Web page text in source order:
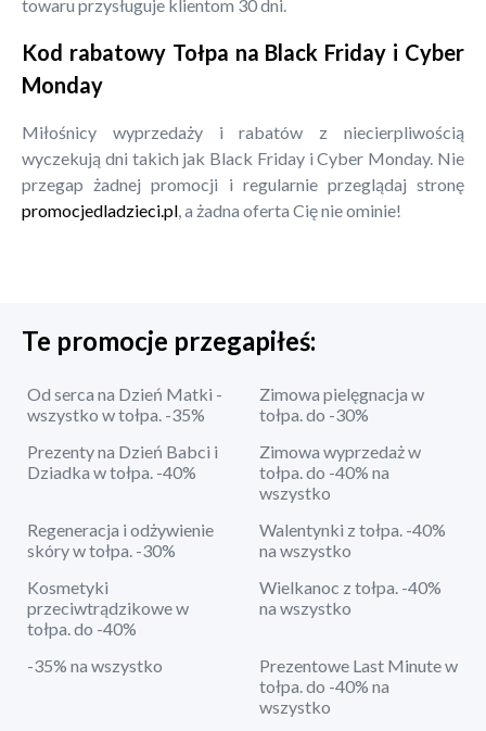
towaru przysługuje klientom 30 dni.
Kod rabatowy Tołpa na Black Friday i Cyber
Monday
Miłośnicy wyprzedaży i rabatów z niecierpliwością
wyczekują dni takich jak Black Friday i Cyber Monday. Nie
przegap żadnej promocji i regularnie przeglądaj stronę
promocjedladzieci.pl, a żadna oferta Cię nie ominie!
Te promocje przegapiłeś:
Od serca na Dzień Matki -
wszystko w tołpa. -35%
Zimowa pielęgnacja w
tołpa. do -30%
Prezenty na Dzień Babci i
Dziadka w tołpa. -40%
Zimowa wyprzedaż w
tołpa. do -40% na
wszystko
Regeneracja i odżywienie
skóry w tołpa. -30%
Walentynki z tołpa. -40%
na wszystko
Kosmetyki
przeciwtrądzikowe w
tołpa. do -40%
Wielkanoc z tołpa. -40%
na wszystko
-35% na wszystko
Prezentowe Last Minute w
tołpa. do -40% na
wszystko